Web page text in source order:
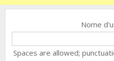
Nome
Spaces are allowed;